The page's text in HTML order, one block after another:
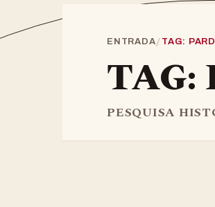
ENTRADA/ TAG:
TAG:
PESQUISA